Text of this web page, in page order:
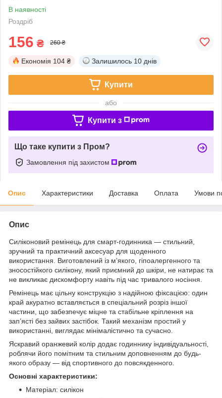
В наявності
Роздріб
156 ₴ 260 ₴
Економія 104 ₴ Залишилось 10 днів
Купити
або
Купити з
Що таке купити з Пром?
Замовлення під захистом
Опис Характеристики Доставка Оплата Умови
Опис
Силіконовий ремінець для смарт-годинника — стильний,
зручний та практичний аксесуар для щоденного
використання. Виготовлений із м’якого, гіпоалергенного та
зносостійкого силікону, який приємний до шкіри, не натирає та
не викликає дискомфорту навіть під час тривалого носіння.
Ремінець має цільну конструкцію з надійною фіксацією: один
край акуратно вставляється в спеціальний розріз іншої
частини, що забезпечує міцне та стабільне кріплення на
зап’ясті без зайвих застібок. Такий механізм простий у
використанні, виглядає мінімалістично та сучасно.
Яскравий оранжевий колір додає годиннику індивідуальності,
роблячи його помітним та стильним доповненням до будь-
якого образу — від спортивного до повсякденного.
Основні характеристики:
Матеріал: силікон